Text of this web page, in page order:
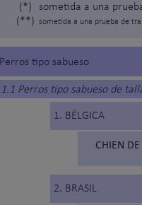
(*)
(**)
sometida a una
sometida a una prueba de
Perros tipo sabueso
1.1 Perros tipo sabueso de
1. BÉLGICA
CHIEN
2. BRASIL